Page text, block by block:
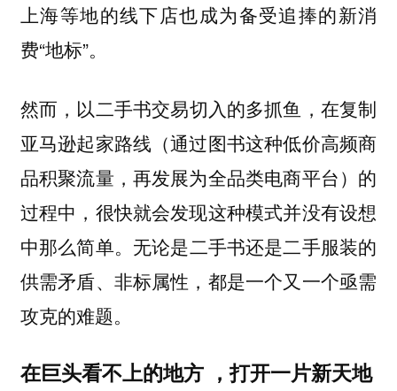
上海等地的线下店也成为备受追捧的新消
费“地标”。
然而， 以二手书交易切入的多抓鱼，在复制
亚马逊起家路线（通过图书这种低价高频商
品积聚流量，再发展为全品类电商平台）的
过程中，很快就会发现这种模式并没有设想
中那么简单。无论是二手书还是二手服装的
供需矛盾、非标属性，都是一个又一个亟需
攻克的难题。
在巨头看不上的地方 ，打开一片新天地